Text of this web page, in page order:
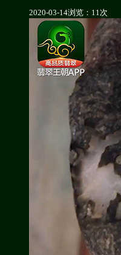
2020-03-14浏览：11次